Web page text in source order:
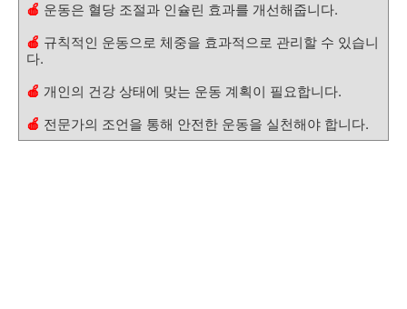
🍎 운동은 혈당 조절과 인슐린 효과를 개선해줍니다.
🍎 규칙적인 운동으로 체중을 효과적으로 관리할 수 있습니
다.
🍎 개인의 건강 상태에 맞는 운동 계획이 필요합니다.
🍎 전문가의 조언을 통해 안전한 운동을 실천해야 합니다.